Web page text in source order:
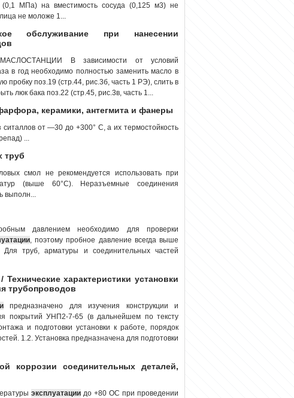
(0,1 МПа) на вместимость сосуда (0,125 м3) не
не моложе 1...
обслуживание при нанесении
В зависимости от условий
в год необходимо полностью заменить масло в
пробку поз.19 (стр.44, рис.3б, часть 1 РЭ), слить в
люк бака поз.22 (стр.45, рис.3в, часть 1...
керамики, антегмита и фанеры
ситаллов от —30 до +300° С, а их термостойкость
...
труб
смол не рекомендуется использовать при
(выше 60°С). Неразъемные соединения
выполн...
давлением необходимо для проверки
, поэтому пробное давление всегда выше
труб, арматуры и соединительных частей
характеристики установки
трубопроводов
предназначено для изучения конструкции и
покрытий УНП2-7-65 (в дальнейшем по тексту
и подготовки установки к работе, порядок
1.2. Установка предназначена для подготовки
коррозии соединительных деталей,
эксплуатации до +80 ОС при проведении